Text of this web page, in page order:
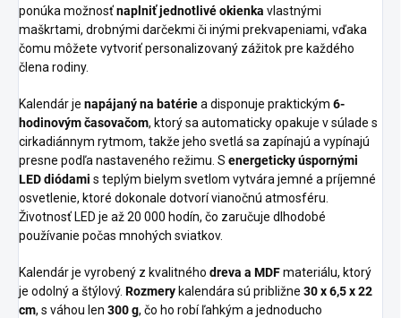
ponúka možnosťnaplniť jednotlivé okienka vlastnými
maškrtami, drobnými darčekmi či inými prekvapeniami, vďaka
čomu môžete vytvoriť personalizovaný zážitok pre každého
člena rodiny.
Kalendár je napájaný na batériea disponuje praktickým 6-
hodinovým časovačom, ktorý sa automaticky opakuje v súlade s
cirkadiánnym rytmom, takže jeho svetlá sa zapínajú a vypínajú
presne podľa nastaveného režimu. S energeticky úspornými
LED diódami s teplým bielym svetlom vytvára jemné a príjemné
osvetlenie, ktoré dokonale dotvorí vianočnú atmosféru.
Životnosť LED je až 20 000 hodín, čo zaručuje dlhodobé
používanie počas mnohých sviatkov.
Kalendár je vyrobený z kvalitného dreva a MDFmateriálu, ktorý
je odolný a štýlový. Rozmery kalendára sú približne 30 x 6,5 x 22
cm, s váhou len 300 g, čo ho robí ľahkým a jednoducho